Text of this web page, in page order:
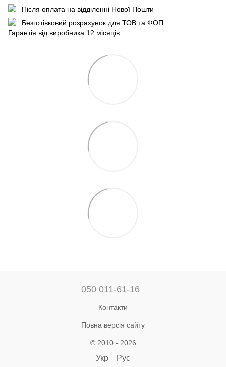
Після оплата на відділенні Нової Пошти
Безготівковий розрахунок для ТОВ та ФОП
Гарантія від виробника 12 місяців.
050 011-61-16
Контакти
Повна версія сайту
© 2010 - 2026
Укр Рус